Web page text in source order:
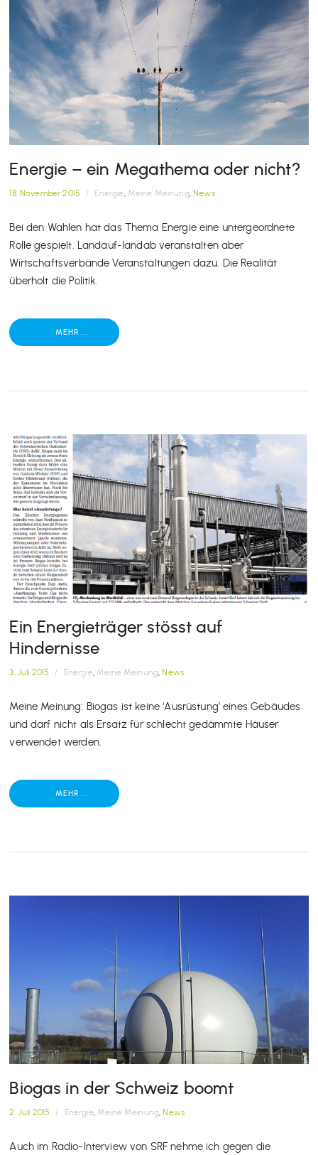
Energie – ein Megathema oder nicht?
18. November 2015 / Energie Meine Meinung ,News
Bei den Wahlen hat das Thema Energie eine untergeordnete
Rolle gespielt. Landauf-landab veranstalten aber
Wirtschaftsverbände Veranstaltungen dazu. Die Realität
überholt die Politik.
MEHR ...
Ein Energieträger stösst auf
Hindernisse
3. Juli 2015 / Energie Meine Meinung ,News
Meine Meinung: Biogas ist keine ‘Ausrüstung’ eines Gebäudes
und darf nicht als Ersatz für schlecht gedämmte Häuser
verwendet werden.
MEHR ...
Biogas in der Schweiz boomt
2. Juli 2015 / Energie Meine Meinung ,News
Auch im Radio-Interview von SRF nehme ich gegen die